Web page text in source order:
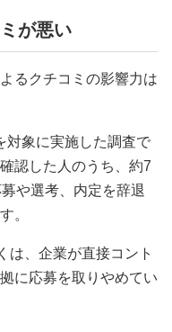
が悪い
るクチコミの影響力は
対象に実施した調査で
認した人のうち、約7
や選考、内定を辞退
。
は、企業が直接コント
に応募を取りやめてい